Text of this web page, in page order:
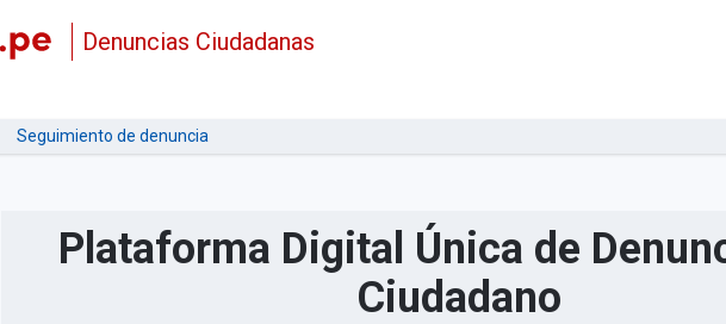
Denuncias Ciudadanas
Seguimiento de denuncia
Plataforma Digital Única de
Ciudadano